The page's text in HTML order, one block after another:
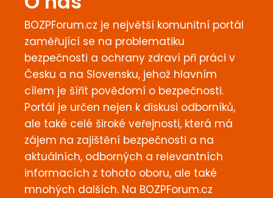
BOZPForum.cz je největší komunitní portál
zaměřující se na problematiku
bezpečnosti a ochrany zdraví při práci v
Česku a na Slovensku, jehož hlavním
cílem je šířit povědomí o bezpečnosti.
Portál je určen nejen k diskusi odborníků,
ale také celé široké veřejnosti, která má
zájem na zajištění bezpečnosti a na
aktuálních, odborných a relevantních
informacích z tohoto oboru, ale také
mnohých dalších. Na BOZPForum.cz